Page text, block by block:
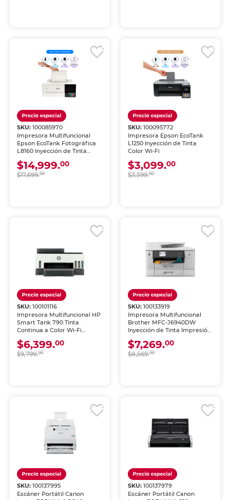
SKU:100085970
Impresora Multifuncional
Epson EcoTank Fotográfica
L8160 Inyección de Tinta
Color Wi-Fi
$14,999.00
$17,699.00
SKU: 100095772
Impresora Epson EcoTank
L1250 Inyección de Tinta
Color Wi-Fi
$3,099.00
$3,599.00
SKU:100101116
Impresora Multifuncional HP
Smart Tank 790 Tinta
Continua a Color Wi-Fi
Dúplex con Alimentador
Automático
$6,399.00
$9,799.00
SKU: 100133919
Impresora Multifuncional
Brother MFC-J6940DW
Inyección de Tinta Impresión
A3 Doble Carta Color Wi-Fi
$7,269.00
$8,569.00
SKU:100137995
Escáner Portátil Canon
SKU: 100137979
Escáner Portátil Canon